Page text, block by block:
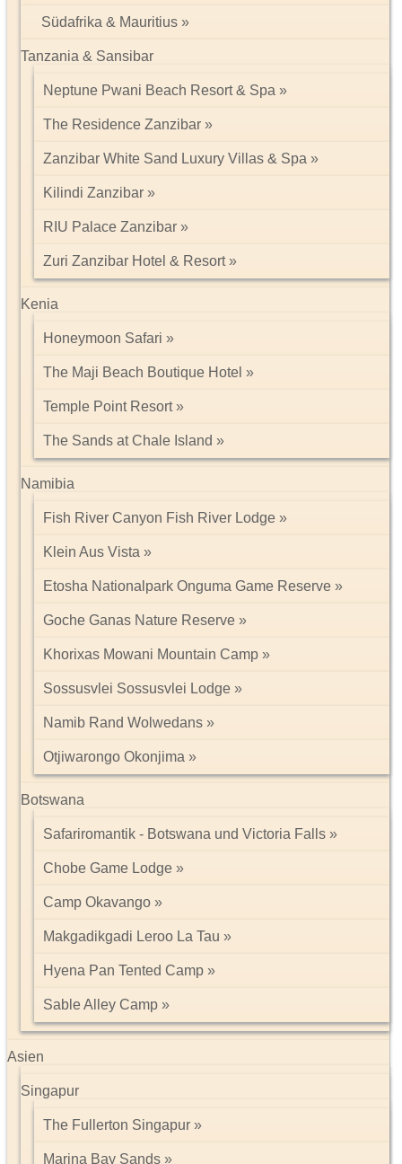
Südafrika & Mauritius
Tanzania & Sansibar
Neptune Pwani Beach Resort & Spa
The Residence Zanzibar
Zanzibar White Sand Luxury Villas & Spa
Kilindi Zanzibar
RIU Palace Zanzibar
Zuri Zanzibar Hotel & Resort
Kenia
Honeymoon Safari
The Maji Beach Boutique Hotel
Temple Point Resort
The Sands at Chale Island
Namibia
Fish River Canyon Fish River Lodge
Klein Aus Vista
Etosha Nationalpark Onguma Game Reserve
Goche Ganas Nature Reserve
Khorixas Mowani Mountain Camp
Sossusvlei Sossusvlei Lodge
Namib Rand Wolwedans
Otjiwarongo Okonjima
Botswana
Safariromantik - Botswana und Victoria Falls
Chobe Game Lodge
Camp Okavango
Makgadikgadi Leroo La Tau
Hyena Pan Tented Camp
Sable Alley Camp
Asien
Singapur
The Fullerton Singapur
Marina Bay Sands